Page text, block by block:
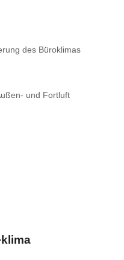
des Büroklimas
und Fortluft